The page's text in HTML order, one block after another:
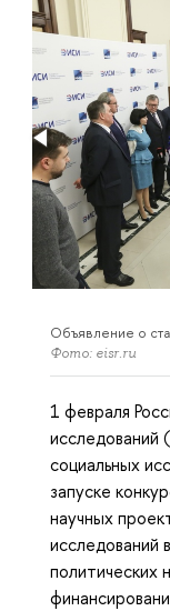
Объявление о
Фото: eisr.ru
1 февраля
социальных
запуске
научных
исследований
политических